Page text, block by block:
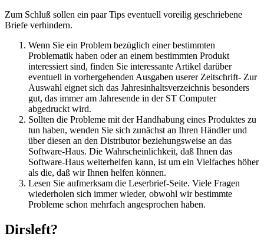
Zum Schluß sollen ein paar Tips eventuell voreilig geschriebene
Briefe verhindern.
Wenn Sie ein Problem bezüglich einer bestimmten
Problematik haben oder an einem bestimmten Produkt
interessiert sind, finden Sie interessante Artikel darüber
eventuell in vorhergehenden Ausgaben userer Zeitschrift- Zur
Auswahl eignet sich das Jahresinhaltsverzeichnis besonders
gut, das immer am Jahresende in der ST Computer
abgedruckt wird.
Sollten die Probleme mit der Handhabung eines Produktes zu
tun haben, wenden Sie sich zunächst an Ihren Händler und
über diesen an den Distributor beziehungsweise an das
Software-Haus. Die Wahrscheinlichkeit, daß Ihnen das
Software-Haus weiterhelfen kann, ist um ein Vielfaches höher
als die, daß wir Ihnen helfen können.
Lesen Sie aufmerksam die Leserbrief-Seite. Viele Fragen
wiederholen sich immer wieder, obwohl wir bestimmte
Probleme schon mehrfach angesprochen haben.
Dirsleft?